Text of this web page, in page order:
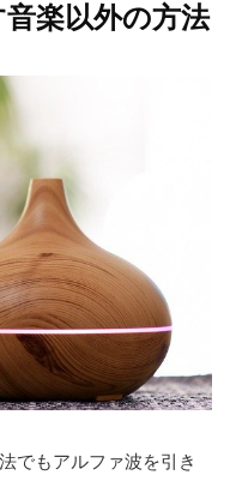
楽以外の方法
でもアルファ波を引き